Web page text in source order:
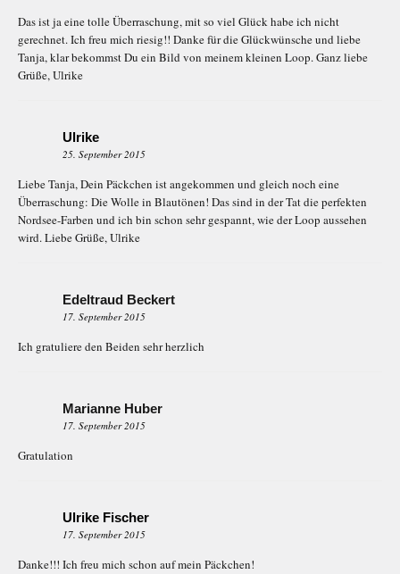
Das ist ja eine tolle Überraschung, mit so viel Glück habe ich nicht
gerechnet. Ich freu mich riesig!! Danke für die Glückwünsche und liebe
Tanja, klar bekommst Du ein Bild von meinem kleinen Loop. Ganz liebe
Grüße, Ulrike
Ulrike
25. September 2015
Liebe Tanja, Dein Päckchen ist angekommen und gleich noch eine
Überraschung: Die Wolle in Blautönen! Das sind in der Tat die perfekten
Nordsee-Farben und ich bin schon sehr gespannt, wie der Loop aussehen
wird. Liebe Grüße, Ulrike
Edeltraud Beckert
17. September 2015
Ich gratuliere den Beiden sehr herzlich
Marianne Huber
17. September 2015
Gratulation
Ulrike Fischer
17. September 2015
Danke!!! Ich freu mich schon auf mein Päckchen!